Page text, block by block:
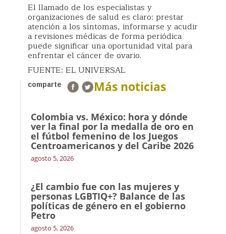
El llamado de los especialistas y
organizaciones de salud es claro: prestar
atención a los síntomas, informarse y acudir
a revisiones médicas de forma periódica
puede significar una oportunidad vital para
enfrentar el cáncer de ovario.
FUENTE: EL UNIVERSAL
comparte Más noticias
Colombia vs. México: hora y dónde
ver la final por la medalla de oro en
el fútbol femenino de los Juegos
Centroamericanos y del Caribe 2026
agosto 5, 2026
¿El cambio fue con las mujeres y
personas LGBTIQ+? Balance de las
políticas de género en el gobierno
Petro
agosto 5, 2026